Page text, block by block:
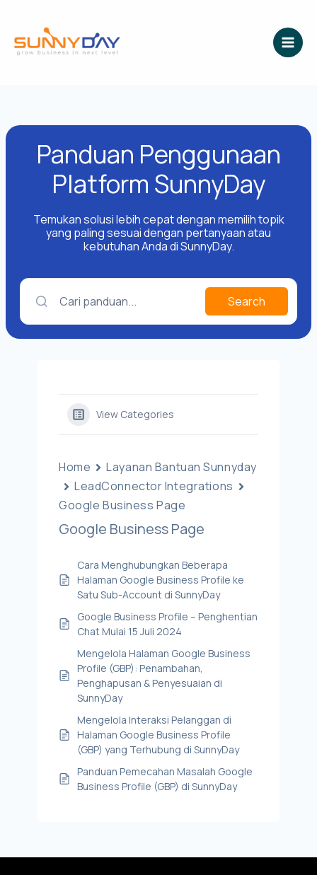
konten
Panduan Penggunaan
Platform SunnyDay
Temukan solusi lebih cepat dengan memilih topik
yang paling sesuai dengan pertanyaan atau
kebutuhan Anda di SunnyDay.
Cari panduan... Search
View Categories
Home
Layanan Bantuan Sunnyday
LeadConnector Integrations
Google Business Page
Google Business Page
Cara Menghubungkan Beberapa
Halaman Google Business Profile ke
Satu Sub-Account di SunnyDay
Google Business Profile – Penghentian
Chat Mulai 15 Juli 2024
Mengelola Halaman Google Business
Profile (GBP): Penambahan,
Penghapusan & Penyesuaian di
SunnyDay
Mengelola Interaksi Pelanggan di
Halaman Google Business Profile
(GBP) yang Terhubung di SunnyDay
Panduan Pemecahan Masalah Google
Business Profile (GBP) di SunnyDay